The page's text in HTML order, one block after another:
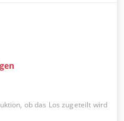
ob das Los zugeteilt wird